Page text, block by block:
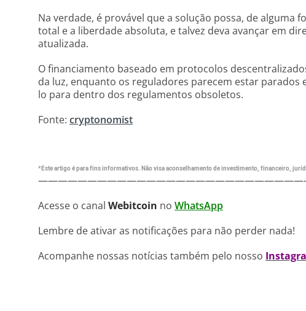
Na verdade, é provável que a solução possa, de alguma
total e a liberdade absoluta, e talvez deva avançar em
atualizada.
O financiamento baseado em protocolos
da luz, enquanto os reguladores parecem estar
lo para dentro dos regulamentos obsoletos.
Fonte: cryptonomist
*Este artigo é para fins informativos. Não visa aconselhamento de investimento, financeiro,
Acesse o canal Webitcoin no WhatsApp
Lembre de ativar as notificações para não perder nada!
Acompanhe nossas notícias também pelo nosso